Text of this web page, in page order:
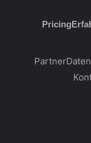
Pricing
Partner